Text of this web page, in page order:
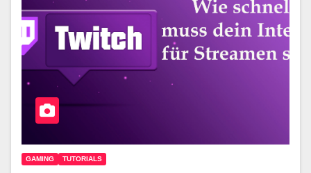
GAMING TUTORIALS